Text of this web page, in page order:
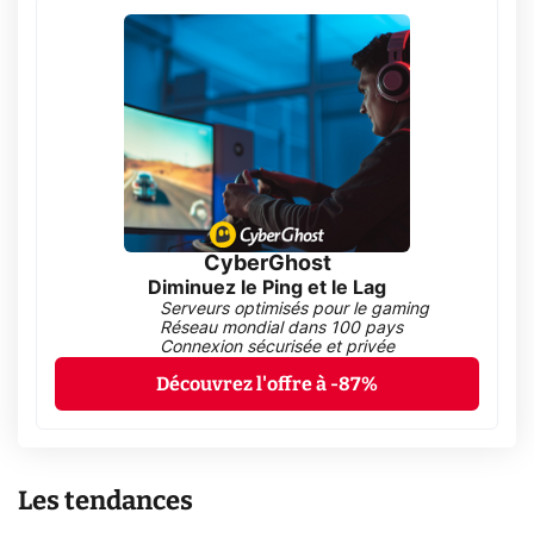
CyberGhost
Diminuez le Ping et le Lag
Serveurs optimisés pour le gaming
Réseau mondial dans 100 pays
Connexion sécurisée et privée
Découvrez l'offre à -87%
Les tendances